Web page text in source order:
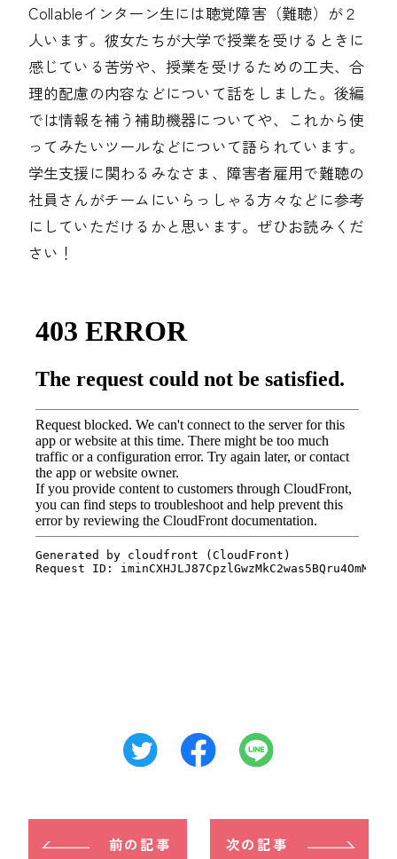
Collableインターン生には聴覚障害（難聴）が２
人います。彼女たちが大学で授業を受けるときに
感じている苦労や、授業を受けるための工夫、合
理的配慮の内容などについて話をしました。後編
では情報を補う補助機器についてや、これから使
ってみたいツールなどについて語られています。
学生支援に関わるみなさま、障害者雇用で難聴の
社員さんがチームにいらっしゃる方々などに参考
にしていただけるかと思います。ぜひお読みくだ
さい！
前の記事 次の記事